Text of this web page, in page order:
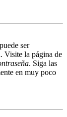
ser
Visite la página de
. Siga las
en muy poco